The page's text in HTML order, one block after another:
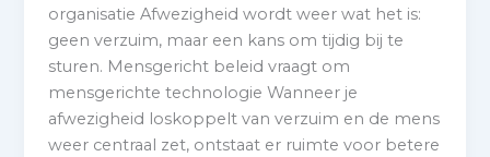
organisatie Afwezigheid wordt weer wat het is:
geen verzuim, maar een kans om tijdig bij te
sturen. Mensgericht beleid vraagt om
mensgerichte technologie Wanneer je
afwezigheid loskoppelt van verzuim en de mens
weer centraal zet, ontstaat er ruimte voor betere